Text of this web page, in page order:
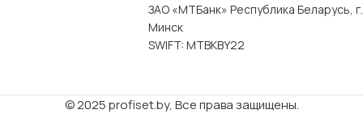
ШИРИНА 75 см
ОБЪЕМ 165 л
ЗАО «МТБанк» Республика Беларусь, г.
Минск
SWIFT: MTBKBY22
© 2025 profiset.by, Все права защищены.